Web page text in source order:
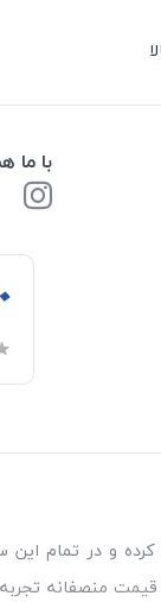
با ما
سلامتی و آسایش شما مشتریات عزیز است.
منصفانه